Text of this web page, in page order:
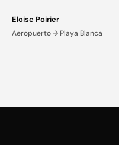
Eloise Poirier
Aeropuerto → Playa Blanca